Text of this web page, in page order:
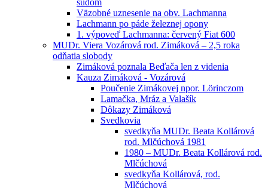
Väzobné uznesenie na obv. Lachmanna
Lachmann po páde železnej opony
1. výpoveď Lachmanna: červený Fiat 600
MUDr. Viera Vozárová rod. Zimáková – 2,5 roka
odňatia slobody
Zimáková poznala Beďača len z videnia
Kauza Zimáková - Vozárová
Poučenie Zimákovej npor. Lörinczom
Lamačka, Mráz a Valašík
Dôkazy Zimáková
Svedkovia
svedkyňa MUDr. Beata Kollárová
rod. Mlčúchová 1981
1980 – MUDr. Beata Kollárová rod.
Mlčúchová
svedkyňa Kollárová, rod.
Mlčúchová